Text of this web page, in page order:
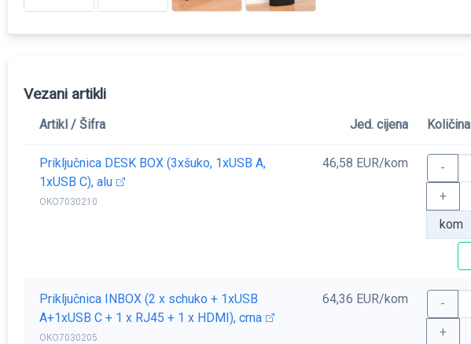
Vezani artikli
Artikl / Šifra Jed. cijena Količina
Priključnica DESK BOX (3xšuko, 1xUSB A,
1xUSB C), alu
OKO7030210
46,58 EUR/kom
-
+
kom
Priključnica INBOX (2 x schuko + 1xUSB
A+1xUSB C + 1 x RJ45 + 1 x HDMI), crna
OKO7030205
64,36 EUR/kom
-
+